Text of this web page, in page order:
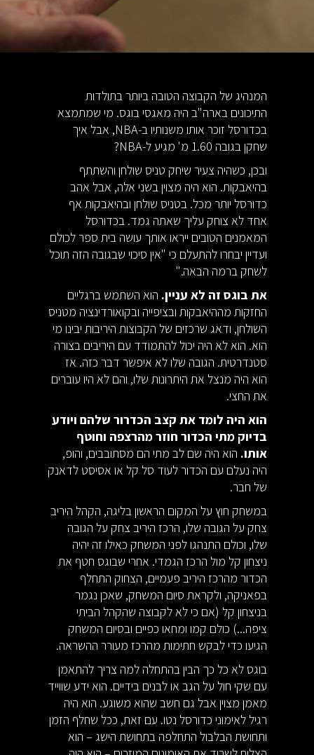
המנהיג של הקבוצה הטובה ביותר בתולדות
התיכונים בארה"ב היה מאגסי בוגס. מי שמתמצא
בכדורסל זוכר אותו משנותיו ב-NBA, אבל איך
שחקן בגובה 1.60 מ' מגיע ל-NBA?
ובכן, כשהיה צעיר שיחק טניס שולחן והשתתף
בהיאבקות. הוא היה מצוין בשני אלה, אבל אהב
כדורסל יותר מכל. בטניס שולחן ובהיאבקות אף
אחד לא צוחק עליך שאתה גמד. בכדורסל
המאמנים הטובים ייראו אותך עושה בית ספר לכולם
ועדיין יבחרו להתעלם כי "אין סיכוי שבגובה הזה תוכל
לשחק ברמה הבאה."
את בוגס זה לא עניין. הוא השתמש ברגליים
החזקות מההיאבקות ובציפייה ובקואורדינציה מטניס
השולחן, ודאג שרכזים של הקבוצות היריבות יבינו מי
הוא. הוא לא היה יכול להתמודד עם היריבים בצורה
סטנדרטית. הגובה שלו לא איפשר דבר כזה. אז
הוא היה מנצל את היתרונות שלו, והם לא היו עוברים
את החצי.
הוא היה לומד את קצב הכדרור שלהם ויודע
בדיוק מתי הכדור חוזר מהרצפה וחוטף
אותו. הוא היה שם לב מתי הם מסתובבים, והופ,
היה נעלם עם הכדור לעוד סל קל או אסיסט לדאנק
של חבר.
במשחק חוץ על המקום הראשון בליגה, הקהל היריב
צחק על הגובה שלו, הרכז היריב צחק על הגובה
שלו, וכולם התנהגו לפני המשחק כאילו זה יהיה
ניצחון קל מול הרכז הגמדי. אחרי שבוגס חטף את
הכדור מהרכז היריב פעמיים, הצחוק התחלף
בפאניקה, ולקראת סיום המשחק, שאכן נגמר
בניצחון קל (אם כי לא לקבוצה שהקהל הביתי
ציפה...) כולם קמו ומחאו כפיים ובסיום המשחק
הגיעו כדי לבקש חתימות מהרכז מעורר ההשראה.
בוגס לא כל כך הבין בהתחלה למה צריך להתאמן
עם שקי חול על הגב או לבנים בידיים. הוא ידע שווייד
מאמן מצוין אבל גם חשב שהוא משוגע. הוא היה
רגיל לאימוני כדורסל נטו. עם זאת, ככל שחלף הזמן
ותחושת הבלבול התחלפה בתחושת הישג – הוא